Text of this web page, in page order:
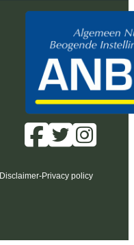
Disclaimer-Privacy policy